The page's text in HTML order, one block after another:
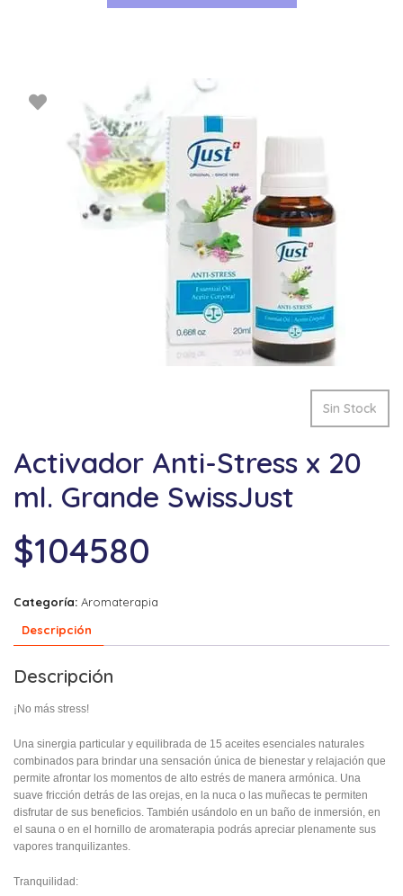
Sin Stock
Activador Anti-Stress x 20
ml. Grande SwissJust
$104580
Categoría: Aromaterapia
Descripción
Descripción
¡No más stress!
Una sinergia particular y equilibrada de 15 aceites esenciales naturales
combinados para brindar una sensación única de bienestar y relajación que
permite afrontar los momentos de alto estrés de manera armónica. Una
suave fricción detrás de las orejas, en la nuca o las muñecas te permiten
disfrutar de sus beneficios. También usándolo en un baño de inmersión, en
el sauna o en el hornillo de aromaterapia podrás apreciar plenamente sus
vapores tranquilizantes.
Tranquilidad: